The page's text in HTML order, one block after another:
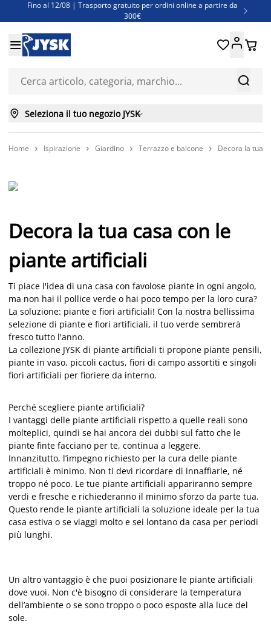
Fino al 12/08 | Trasporto gratuito per ordini online a partire da
300€

Super offerte d'estate | Oltre 1.500 articoli fino al 70%
Finanziamenti - Scegli il piano di rimborso più adatto a te


 
 Seleziona il tuo negozio JYSK
Home  Ispirazione  Giardino  Terrazzo e balcone  Decora la tua
Decora la tua casa con le
piante artificiali
Ti piace l'idea di una casa con favolose piante in ogni angolo,
ma non hai il pollice verde o hai poco tempo per la loro cura?
La soluzione: piante e fiori artificiali! Con la nostra bellissima
selezione di piante e fiori artificiali, il tuo verde sembrerà
fresco tutto l'anno.
La collezione JYSK di piante artificiali ti propone piante pensili,
piante in vaso, piccoli cactus, fiori di campo assortiti e singoli
fiori artificiali per fioriere da interno.
Perché scegliere piante artificiali?
I vantaggi delle piante artificiali rispetto a quelle reali sono
molteplici, quindi se hai ancora dei dubbi sul fatto che le
piante finte facciano per te, continua a leggere.
Innanzitutto, l’impegno richiesto per la cura delle piante
artificiali è minimo. Non ti devi ricordare di innaffiarle, né
troppo né poco. Le tue piante artificiali appariranno sempre
verdi e fresche e richiederanno il minimo sforzo da parte tua.
Questo rende le piante artificiali la soluzione ideale per la tua
casa estiva o se viaggi molto e sei lontano da casa per periodi
più lunghi.
Un altro vantaggio è che puoi posizionare le piante artificiali
dove vuoi. Non c'è bisogno di considerare la temperatura
dell’ambiente o se sono troppo o poco esposte alla luce del
sole.